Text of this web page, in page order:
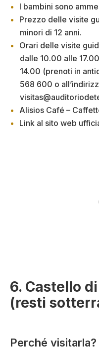
I bambini sono
Prezzo delle visite
minori di 12 anni.
Orari delle visite
dalle 10.00 alle
14.00 (prenoti in
568 600 o
Alisios Café –
Link al sito web
6. Castello
(resti
Perché